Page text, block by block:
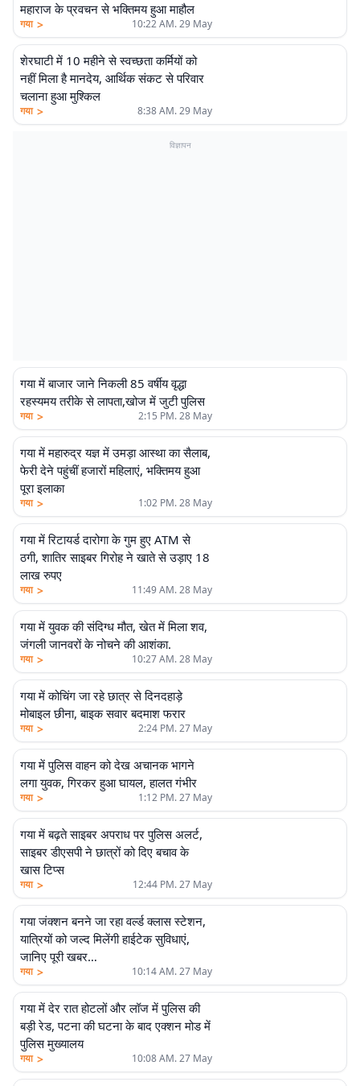
महाराज के प्रवचन से भक्तिमय हुआ माहौल
गया > 10:22 AM. 29 May
शेरघाटी में 10 महीने से स्वच्छता कर्मियों को
नहीं मिला है मानदेय, आर्थिक संकट से परिवार
चलाना हुआ मुश्किल
गया > 8:38 AM. 29 May
विज्ञापन
गया में बाजार जाने निकली 85 वर्षीय वृद्धा
रहस्यमय तरीके से लापता,खोज में जुटी पुलिस
गया > 2:15 PM. 28 May
गया में महारुद्र यज्ञ में उमड़ा आस्था का सैलाब,
फेरी देने पहुंचीं हजारों महिलाएं, भक्तिमय हुआ
पूरा इलाका
गया > 1:02 PM. 28 May
गया में रिटायर्ड दारोगा के गुम हुए ATM से
ठगी, शातिर साइबर गिरोह ने खाते से उड़ाए 18
लाख रुपए
गया > 11:49 AM. 28 May
गया में युवक की संदिग्ध मौत, खेत में मिला शव,
जंगली जानवरों के नोचने की आशंका.
गया > 10:27 AM. 28 May
गया में कोचिंग जा रहे छात्र से दिनदहाड़े
मोबाइल छीना, बाइक सवार बदमाश फरार
गया > 2:24 PM. 27 May
गया में पुलिस वाहन को देख अचानक भागने
लगा युवक, गिरकर हुआ घायल, हालत गंभीर
गया > 1:12 PM. 27 May
गया में बढ़ते साइबर अपराध पर पुलिस अलर्ट,
साइबर डीएसपी ने छात्रों को दिए बचाव के
खास टिप्स
गया > 12:44 PM. 27 May
गया जंक्शन बनने जा रहा वर्ल्ड क्लास स्टेशन,
यात्रियों को जल्द मिलेंगी हाईटेक सुविधाएं,
जानिए पूरी खबर…
गया > 10:14 AM. 27 May
गया में देर रात होटलों और लॉज में पुलिस की
बड़ी रेड, पटना की घटना के बाद एक्शन मोड में
पुलिस मुख्यालय
गया > 10:08 AM. 27 May